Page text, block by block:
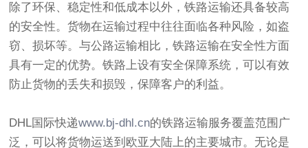
除了环保、稳定性和低成本以外，铁路运输还具备较高
的安全性。货物在运输过程中往往面临各种风险，如盗
窃、损坏等。与公路运输相比，铁路运输在安全性方面
具有一定的优势。铁路上设有安全保障系统，可以有效
防止货物的丢失和损毁，保障客户的利益。
DHL国际快递www.bj-dhl.cn的铁路运输服务覆盖范围广
泛，可以将货物运送到欧亚大陆上的主要城市。无论是